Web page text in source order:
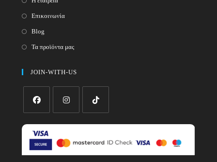
Επικοινωνία
Blog
Τα προϊόντα μας
JOIN-WITH-US
new
new
a
new